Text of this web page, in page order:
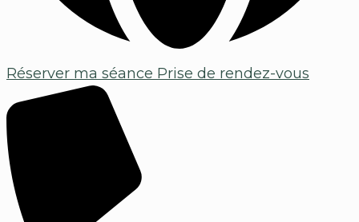
Réserver ma séance Prise de rendez-vous